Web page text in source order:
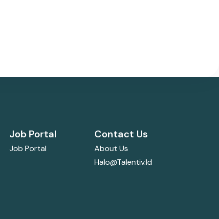
Job Portal
Job Portal
Contact Us
About Us
Halo@talentiv.id